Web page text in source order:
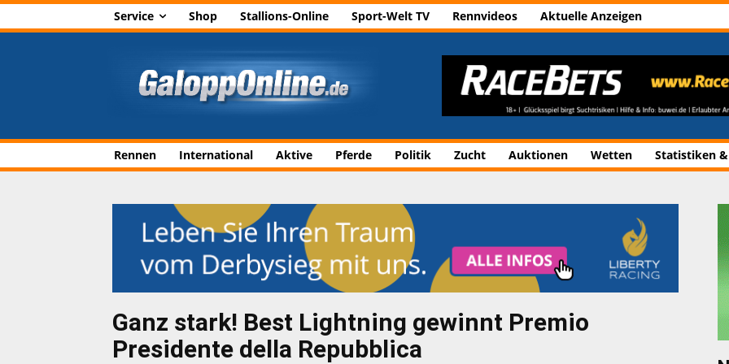
Service Shop Stallions-Online Sport-Welt TV Rennvideos Aktuelle Anzeigen
Rennen International Aktive Pferde Politik Zucht Auktionen Wetten Statistiken
Ganz stark! Best Lightning gewinnt Premio
Presidente della Repubblica